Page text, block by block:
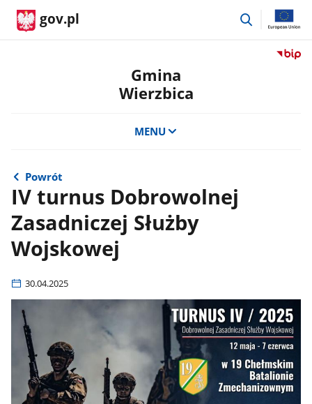
gov.pl
przejdź
Przejdź
Gmina
Wierzbica
MENU
Powrót
IV turnus Dobrowolnej
Zasadniczej Służby
Wojskowej
30.04.2025